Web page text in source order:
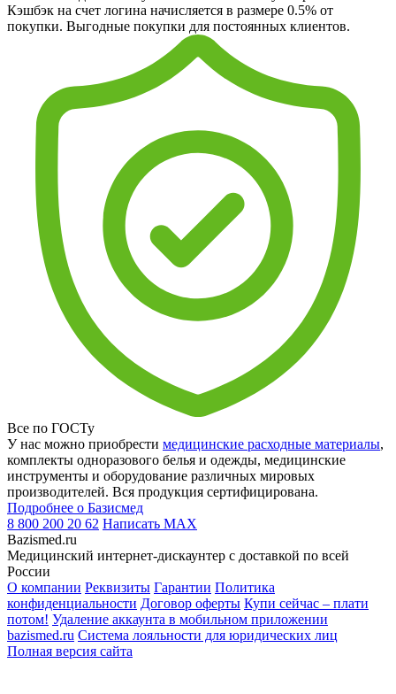
Кэшбэк на счет логина начисляется в размере 0.5% от
покупки. Выгодные покупки для постоянных клиентов.
Все по ГОСТу
У нас можно приобрести медицинские расходные материалы,
комплекты одноразового белья и одежды, медицинские
инструменты и оборудование различных мировых
производителей. Вся продукция сертифицирована.
Подробнее о Базисмед
8 800 200 20 62 Написать MAX
Bazismed.ru
Медицинский интернет-дискаунтер с доставкой по всей
России
О компании Реквизиты Гарантии Политика
конфиденциальности Договор оферты Купи сейчас – плати
потом! Удаление аккаунта в мобильном приложении
bazismed.ru Система лояльности для юридических лиц
Полная версия сайта